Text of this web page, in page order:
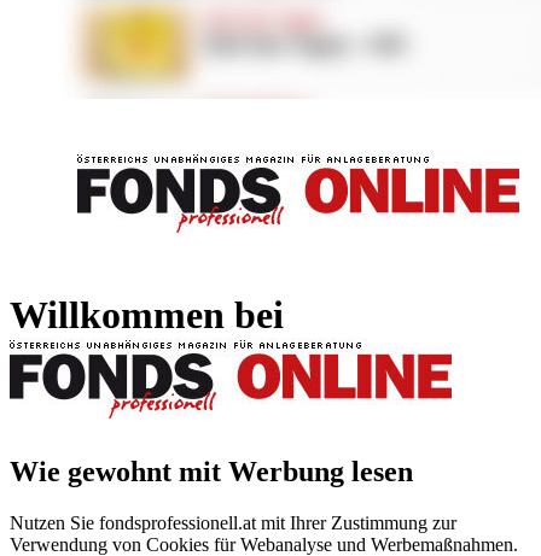
Willkommen bei
Wie gewohnt mit Werbung lesen
Nutzen Sie fondsprofessionell.at mit Ihrer Zustimmung zur
Verwendung von Cookies für Webanalyse und Werbemaßnahmen.